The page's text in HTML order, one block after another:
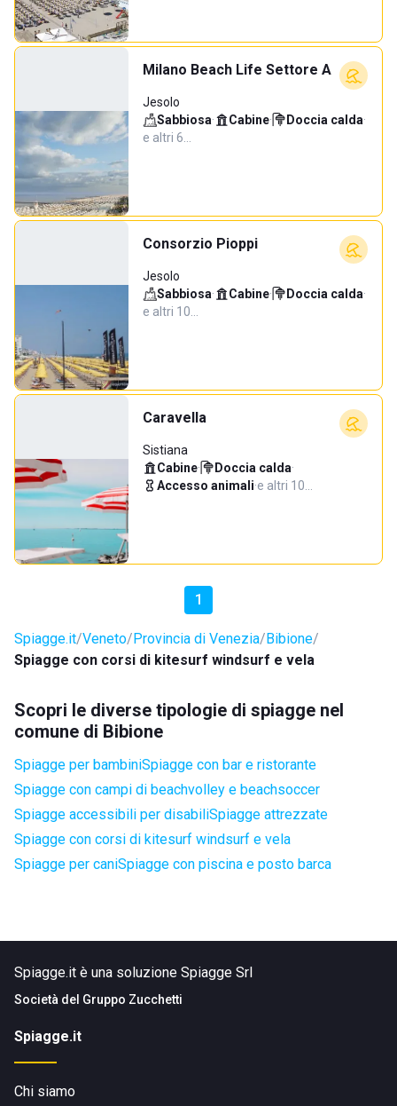
Milano Beach Life Settore A
Jesolo
Sabbiosa· Cabine· Doccia calda·
e altri 6…
Consorzio Pioppi
Jesolo
Sabbiosa· Cabine· Doccia calda·
e altri 10…
Caravella
Sistiana
Cabine· Doccia calda·
Accesso animali·e altri 10…
1
Spiagge.it Veneto Provincia di Venezia Bibione
Spiagge con corsi di kitesurf windsurf e vela
Scopri le diverse tipologie di spiagge nel
comune di Bibione
Spiagge per bambiniSpiagge con bar e ristorante
Spiagge con campi di beachvolley e beachsoccer
Spiagge accessibili per disabiliSpiagge attrezzate
Spiagge con corsi di kitesurf windsurf e vela
Spiagge per caniSpiagge con piscina e posto barca
Spiagge.it è una soluzione Spiagge Srl
Società del Gruppo Zucchetti
Spiagge.it
Chi siamo